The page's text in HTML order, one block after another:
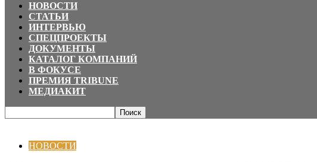
НОВОСТИ
СТАТЬИ
ИНТЕРВЬЮ
СПЕЦПРОЕКТЫ
ДОКУМЕНТЫ
КАТАЛОГ КОМПАНИЙ
В ФОКУСЕ
ПРЕМИЯ TRIBUNE
МЕДИАКИТ
НОВОСТИ